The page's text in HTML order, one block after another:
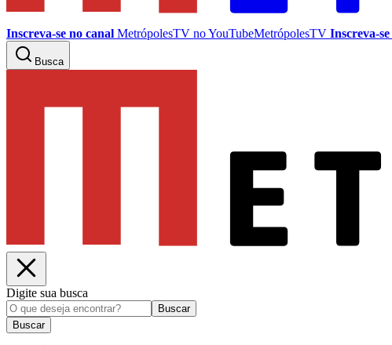
Inscreva-se no canal MetrópolesTV noYouTubeMetrópolesTV Inscreva-se
Busca
Digite sua busca
Buscar
Buscar